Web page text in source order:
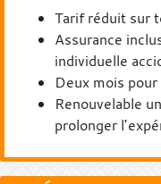
Tarif réduit sur
Assurance
individuelle
Deux mois
Renouvelable
prolonger